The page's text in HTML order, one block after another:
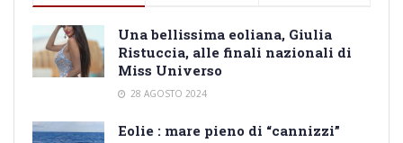
Una bellissima eoliana, Giulia
Ristuccia, alle finali nazionali di
Miss Universo
28 AGOSTO 2024
Eolie : mare pieno di “cannizzi”